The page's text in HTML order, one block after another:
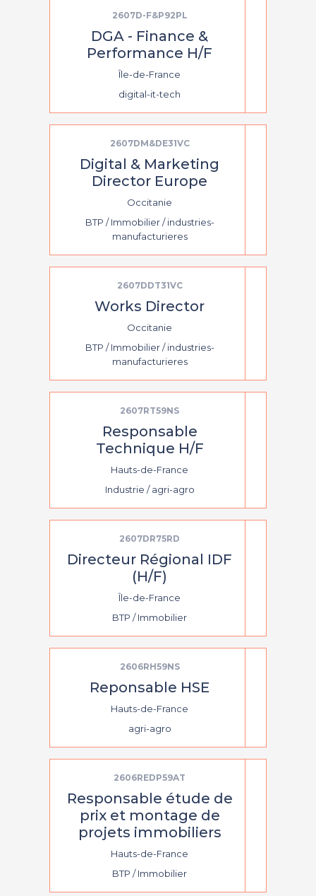
2607D-F&P92PL
DGA - Finance &
Performance H/F
Île-de-France
digital-it-tech
2607DM&DE31VC
Digital & Marketing
Director Europe
Occitanie
BTP / Immobilier / industries-
manufacturieres
2607DDT31VC
Works Director
Occitanie
BTP / Immobilier / industries-
manufacturieres
2607RT59NS
Responsable
Technique H/F
Hauts-de-France
Industrie / agri-agro
2607DR75RD
Directeur Régional IDF
(H/F)
Île-de-France
BTP / Immobilier
2606RH59NS
Reponsable HSE
Hauts-de-France
agri-agro
2606REDP59AT
Responsable étude de
prix et montage de
projets immobiliers
Hauts-de-France
BTP / Immobilier